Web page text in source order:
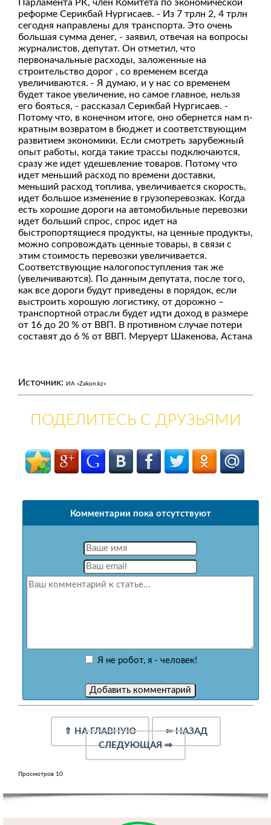
Парламента РК, член Комитета по экономической
реформе Серикбай Нургисаев. - Из 7 трлн 2, 4 трлн
сегодня направлены для транспорта. Это очень
большая сумма денег, - заявил, отвечая на вопросы
журналистов, депутат. Он отметил, что
первоначальные расходы, заложенные на
строительство дорог , со временем всегда
увеличиваются. - Я думаю, и у нас со временем
будет такое увеличение, но самое главное, нельзя
его бояться, - рассказал Серикбай Нургисаев. -
Потому что, в конечном итоге, оно обернется нам n-
кратным возвратом в бюджет и соответствующим
развитием экономики. Если смотреть зарубежный
опыт работы, когда такие трассы подключаются,
сразу же идет удешевление товаров. Потому что
идет меньший расход по времени доставки,
меньший расход топлива, увеличивается скорость,
идет большое изменение в грузоперевозках. Когда
есть хорошие дороги на автомобильные перевозки
идет больший спрос, спрос идет на
быстропортящиеся продукты, на ценные продукты,
можно сопровождать ценные товары, в связи с
этим стоимость перевозки увеличивается.
Соответствующие налогопоступления так же
(увеличиваются). По данным депутата, после того,
как все дороги будут приведены в порядок, если
выстроить хорошую логистику, от дорожно –
транспортной отрасли будет идти доход в размере
от 16 до 20 % от ВВП. В противном случае потери
составят до 6 % от ВВП. Меруерт Шакенова, Астана
Источник: ИА «Zakon.kz»
ПОДЕЛИТЕСЬ С ДРУЗЬЯМИ
Комментарии пока отсутствуют
Я не робот, я - человек!
⇑ НА ГЛАВНУЮ ⇐НАЗАД
СЛЕДУЮЩАЯ⇒
Просмотров 10